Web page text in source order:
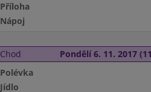
Příloha
Nápoj
Chod Pondělí 6. 11. 2017
Polévka
Jídlo